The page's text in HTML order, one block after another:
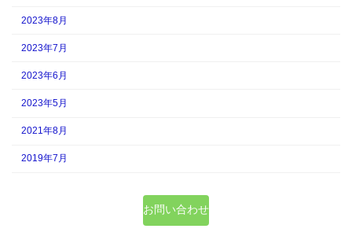
2023年8月
2023年7月
2023年6月
2023年5月
2021年8月
2019年7月
お問い合わせ